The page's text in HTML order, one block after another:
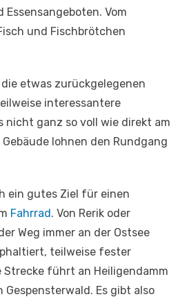
Vom
und Fischbrötchen
etwas zurückgelegenen
interessantere
nicht ganz so voll wie direkt am
lohnen den Rundgang
ein gutes Ziel für einen
Fahrrad. Von Rerik oder
Weg immer an der Ostsee
teilweise fester
führt an Heiligendamm
Es gibt also